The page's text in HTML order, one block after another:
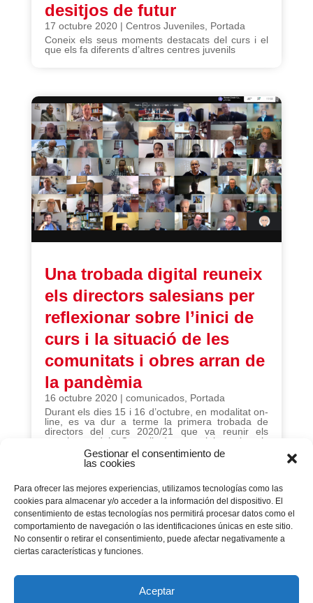
Gestionar el consentimiento de
las cookies
Para ofrecer las mejores experiencias, utilizamos tecnologías como las
cookies para almacenar y/o acceder a la información del dispositivo. El
consentimiento de estas tecnologías nos permitirá procesar datos como el
comportamiento de navegación o las identificaciones únicas en este sitio.
No consentir o retirar el consentimiento, puede afectar negativamente a
ciertas características y funciones.
Aceptar
desitjos de futur
17 octubre 2020| Centros Juveniles, Portada
Coneix els seus moments destacats del curs i el
que els fa diferents d’altres centres juvenils
Una trobada digital reuneix
els directors salesians per
reflexionar sobre l’inici de
curs i la situació de les
comunitats i obres arran de
la pandèmia
16 octubre 2020| comunicados, Portada
Durant els dies 15 i 16 d’octubre, en modalitat on-
line, es va dur a terme la primera trobada de
directors del curs 2020/21 que va reunir els
membres del Consell Inspectorial amb els
salesians que dirigeixen les diferents presències
salesianes.
Página 80 de 299
« PRIMERA «
79